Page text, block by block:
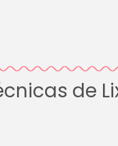
de